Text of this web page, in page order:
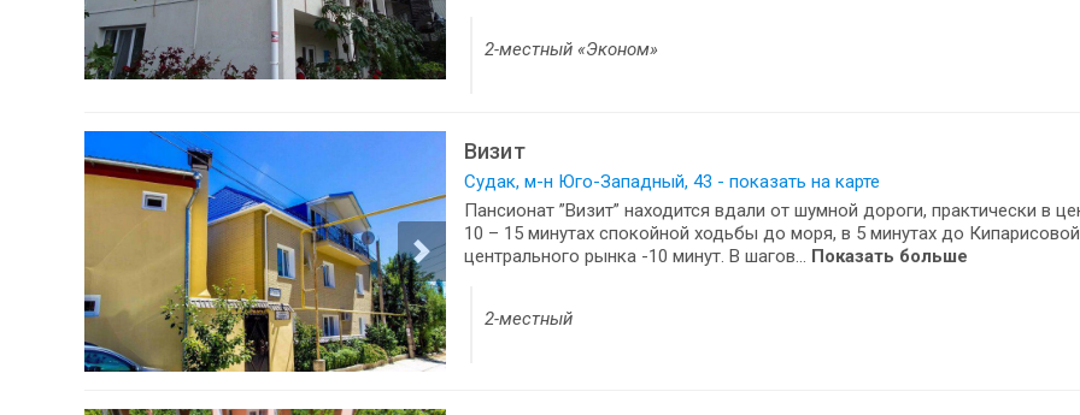
2-местный «Эконом»
Визит
Судак, м-н Юго-Западный, 43 - показать на карте
Пансионат ”Визит” находится вдали от шумной дороги, практически в
10 – 15 минутах спокойной ходьбы до моря, в 5 минутах до
центрального рынка -10 минут. В шагов... Показать больше
2-местный